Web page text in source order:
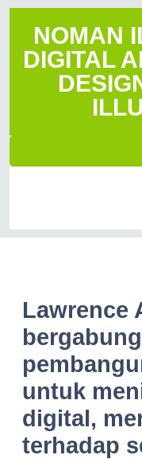
NOMAN
DIGITAL
Lawrence
untuk
digital,
terhadap